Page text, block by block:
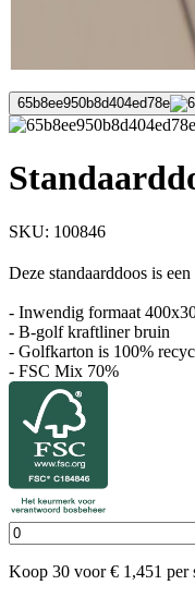
65b8ee950b8d404ed78e
SKU: 100846
Deze standaarddoos is
- Inwendig formaat
- B-golf kraftliner bruin
- Golfkarton is 100%
- FSC Mix 70%
Koop 30 voor € 1,451 per